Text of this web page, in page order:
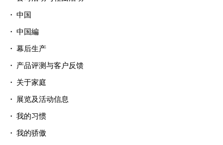
中国
中国編
幕后生产
产品评测与客户反馈
关于家庭
展览及活动信息
我的习惯
我的骄傲